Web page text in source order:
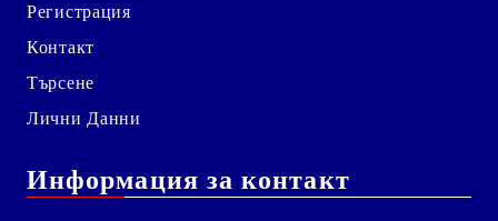
Регистрация
Контакт
Търсене
Лични Данни
Информация за контакт